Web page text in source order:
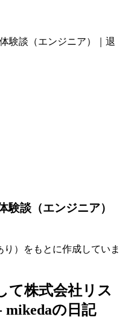
験談（エンジニア）｜退
談（エンジニア）
）をもとに作成していま
て株式会社リス
mikedaの日記